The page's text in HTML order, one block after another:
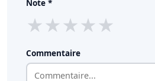
Note *
★ ★ ★ ★ ★
Commentaire